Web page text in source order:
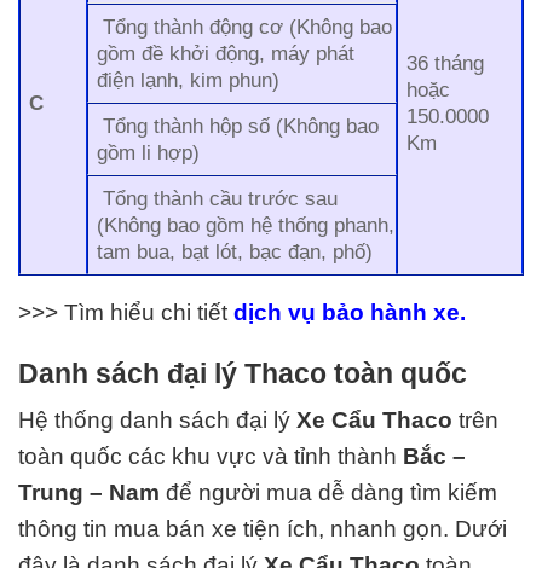
C
36 tháng
hoặc
150.0000
Km
Tổng thành động cơ (Không bao
gồm đề khởi động, máy phát
điện lạnh, kim phun)
Tổng thành hộp số (Không bao
gồm li hợp)
Tổng thành cầu trước sau
(Không bao gồm hệ thống phanh,
tam bua, bạt lót, bạc đạn, phố)
>>> Tìm hiểu chi tiết dịch vụ bảo hành xe.
Danh sách đại lý Thaco toàn quốc
Hệ thống danh sách đại lý Xe Cẩu Thaco trên
toàn quốc các khu vực và tỉnh thành Bắc –
Trung – Nam để người mua dễ dàng tìm kiếm
thông tin mua bán xe tiện ích, nhanh gọn. Dưới